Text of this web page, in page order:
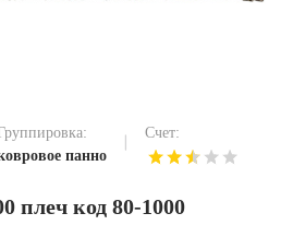
панно
Счет:
плеч код 80-1000